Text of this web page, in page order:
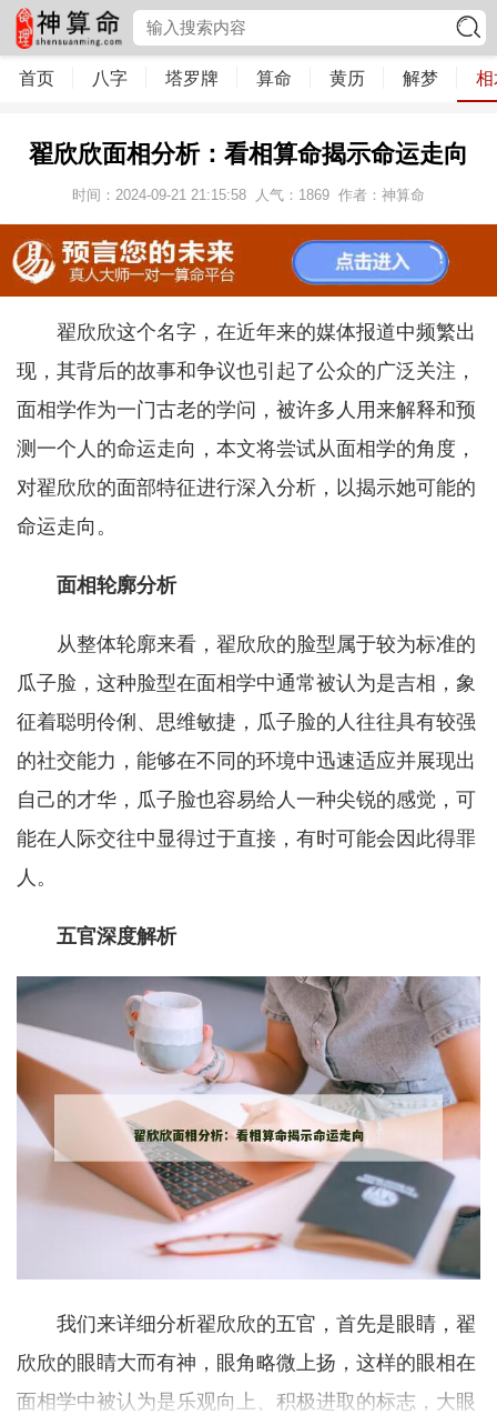
首页 八字 塔罗牌 算命 黄历 解梦 相
翟欣欣面相分析：看相算命揭示命运走向
时间：2024-09-21 21:15:58 人气： 1869 作者：神算命
翟欣欣这个名字，在近年来的媒体报道中频繁出
现，其背后的故事和争议也引起了公众的广泛关注，
面相学作为一门古老的学问，被许多人用来解释和预
测一个人的命运走向，本文将尝试从面相学的角度，
对翟欣欣的面部特征进行深入分析，以揭示她可能的
命运走向。
面相轮廓分析
从整体轮廓来看，翟欣欣的脸型属于较为标准的
瓜子脸，这种脸型在面相学中通常被认为是吉相，象
征着聪明伶俐、思维敏捷，瓜子脸的人往往具有较强
的社交能力，能够在不同的环境中迅速适应并展现出
自己的才华，瓜子脸也容易给人一种尖锐的感觉，可
能在人际交往中显得过于直接，有时可能会因此得罪
人。
五官深度解析
我们来详细分析翟欣欣的五官，首先是眼睛，翟
欣欣的眼睛大而有神，眼角略微上扬，这样的眼相在
面相学中被认为是乐观向上、积极进取的标志，大眼